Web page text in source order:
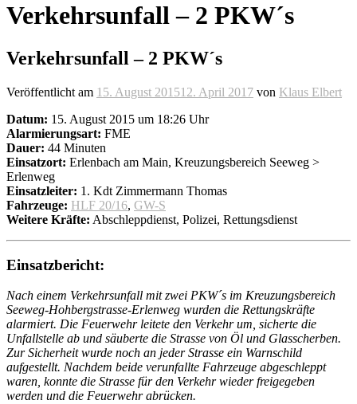
Verkehrsunfall – 2 PKW´s
Verkehrsunfall – 2 PKW´s
Veröffentlicht am 15. August 201512. April 2017 von Klaus Elbert
Datum: 15. August 2015 um 18:26 Uhr
Alarmierungsart: FME
Dauer: 44 Minuten
Einsatzort: Erlenbach am Main, Kreuzungsbereich Seeweg >
Erlenweg
Einsatzleiter: 1. Kdt Zimmermann Thomas
Fahrzeuge: HLF 20/16, GW-S
Weitere Kräfte: Abschleppdienst, Polizei, Rettungsdienst
Einsatzbericht:
Nach einem Verkehrsunfall mit zwei PKW´s im Kreuzungsbereich
Seeweg-Hohbergstrasse-Erlenweg wurden die Rettungskräfte
alarmiert. Die Feuerwehr leitete den Verkehr um, sicherte die
Unfallstelle ab und säuberte die Strasse von Öl und Glasscherben.
Zur Sicherheit wurde noch an jeder Strasse ein Warnschild
aufgestellt. Nachdem beide verunfallte Fahrzeuge abgeschleppt
waren, konnte die Strasse für den Verkehr wieder freigegeben
werden und die Feuerwehr abrücken.